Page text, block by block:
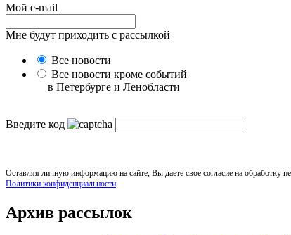
Мой e-mail
Мне будут приходить с рассылкой
Все новости
Все новости кроме событий
в Петербурге и Ленобласти
Введите код
Оставляя личную информацию на сайте, Вы даете свое согласие на обработку
Политики конфиденциальности
Архив рассылок